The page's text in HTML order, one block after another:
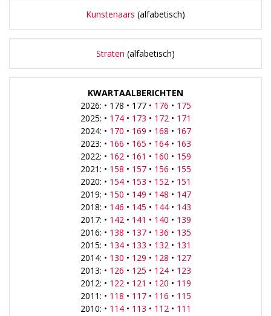
Kunstenaars (alfabetisch)
Straten (alfabetisch)
KWARTAALBERICHTEN
2026: • 178 • 177 • 176 • 175
2025: • 174• 173 • 172 • 171
2024: • 170 • 169 • 168 • 167
2023: • 166 • 165 • 164• 163
2022: • 162 • 161 • 160 • 159
2021: • 158 • 157• 156 • 155
2020: • 154• 153 • 152 • 151
2019: • 150 • 149 • 148 • 147
2018: • 146 • 145 • 144• 143
2017: • 142 • 141 • 140 • 139
2016: • 138 • 137• 136 • 135
2015: • 134• 133 • 132 • 131
2014: • 130 • 129 • 128 • 127
2013: • 126 • 125 • 124• 123
2012: • 122 • 121 • 120 • 119
2011: • 118 • 117• 116 • 115
2010: • 114• 113 • 112 • 111